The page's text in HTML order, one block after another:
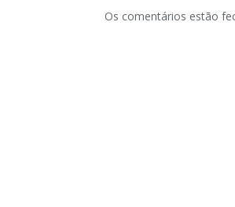
Os comentários estão